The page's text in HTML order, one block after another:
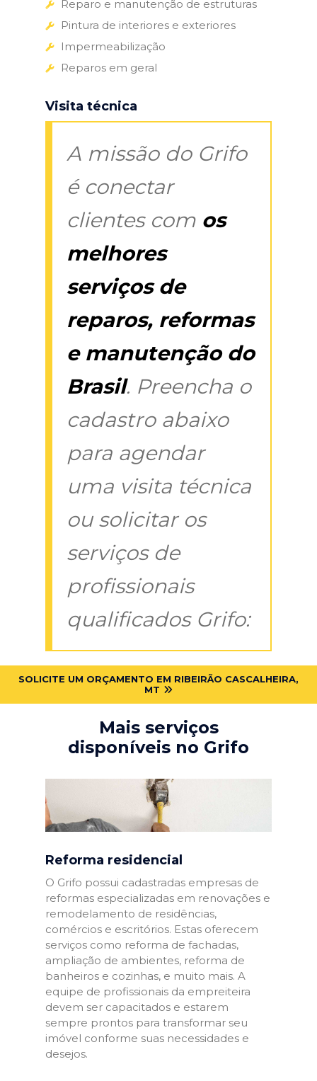
Reparo e manutenção de estruturas
Pintura de interiores e exteriores
Impermeabilização
Reparos em geral
Visita técnica
A missão do Grifo
é conectar
clientes com os
melhores
serviços de
reparos, reformas
e manutenção do
Brasil. Preencha o
cadastro abaixo
para agendar
uma visita técnica
ou solicitar os
serviços de
profissionais
qualificados Grifo:
SOLICITE UM ORÇAMENTO EM RIBEIRÃO CASCALHEIRA,
MT
Mais serviços
disponíveis no Grifo
Reforma residencial
O Grifo possui cadastradas empresas de
reformas especializadas em renovações e
remodelamento de residências,
comércios e escritórios. Estas oferecem
serviços como reforma de fachadas,
ampliação de ambientes, reforma de
banheiros e cozinhas, e muito mais. A
equipe de profissionais da empreiteira
devem ser capacitados e estarem
sempre prontos para transformar seu
imóvel conforme suas necessidades e
desejos.